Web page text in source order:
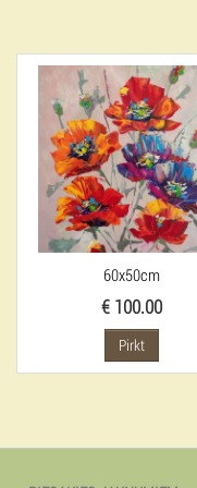
60x50cm
€ 100.00
Pirkt